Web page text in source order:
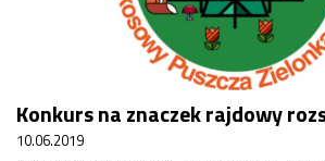
Konkurs na znaczek rajdowy
10.06.2019